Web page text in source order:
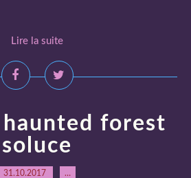
Lire la suite
haunted forest
soluce
31.10.2017 …